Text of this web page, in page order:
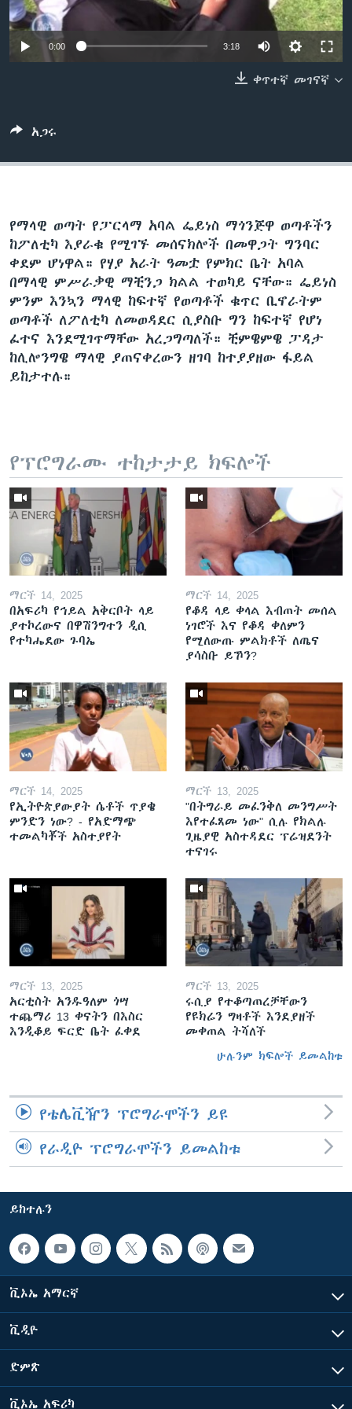
0:00 3:18
ቀጥተኛ መገናኛ
አጋሩ
የማላዊ ወጣት የፓርላማ አባል ፌይነስ ማጎንጅዋ ወጣቶችን
ከፖለቲካ እያራቁ የሚገኙ መሰናክሎች በመዋጋት ግንባር
ቀደም ሆነዋል። የሃያ አራት ዓመቷ የምክር ቤት አባል
በማላዊ ምሥራቃዊ ማቺንጋ ክልል ተወካይ ናቸው። ፌይነስ
ምንም እንኳን ማላዊ ከፍተኛ የወጣቶች ቁጥር ቢኖራትም
ወጣቶች ለፖለቲካ ለመወዳደር ሲያስቡ ግን ከፍተኛ የሆነ
ፈተና እንደሚገጥማቸው አረጋግጣለች። ቺምዌምዌ ፓዳታ
ከሊሎንግዌ ማላዊ ያጠናቀረውን ዘገባ ከተያያዘው ፋይል
ይከታተሉ።
የፕሮግራሙ ተከታታይ ክፍሎች
ማርች 14, 2025
በአፍሪካ የኅይል አቅርቦት ላይ
ያተኮረውና በዋሽንግተን ዲሲ
የተካሔደው ጉባኤ
ማርች 14, 2025
የቆዳ ላይ ቀላል እብጠት መሰል
ነገሮች እና የቆዳ ቀለምን
የሚለውጡ ምልክቶች ለጤና
ያሳስቡ ይኾን?
ማርች 14, 2025
የኢትዮጵያውያት ሴቶች ጥያቄ
ምንድን ነው? - የአድማጭ
ተመልካቾች አስተያየት
ማርች 13, 2025
"በትግራይ መፈንቅለ መንግሥት
እየተፈጸመ ነው" ሲሉ የክልሉ
ጊዜያዊ አስተዳደር ፕሬዝደንት
ተናገሩ
ማርች 13, 2025
አርቲስት አንዱዓለም ጎሣ
ተጨማሪ 13 ቀናትን በእስር
እንዲቆይ ፍርድ ቤት ፈቀደ
ማርች 13, 2025
ሩሲያ የተቆጣጠረቻቸውን
የዩክሬን ግዛቶች እንደያዘች
መቀጠል ትሻለች
ሁሉንም ክፍሎች ይመልከቱ
የቴሌቪዥን ፕሮግራሞችን ይዩ
የራዲዮ ፕሮግራሞችን ይመልከቱ
ይከተሉን
ቪኦኤ አማርኛ
ቪዲዮ
ድምጽ
ቪኦኤ አፍሪካ